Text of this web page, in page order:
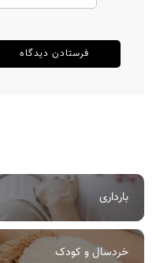
بارداری
خردسال و کودک